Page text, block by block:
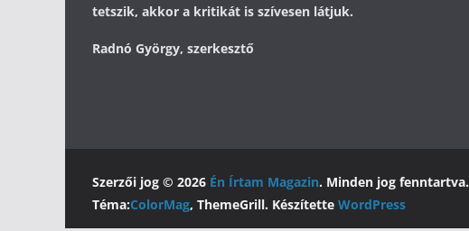
tetszik, akkor a kritikát is szívesen látjuk.
Radnó György, szerkesztő
Szerzői jog © 2026 Én Írtam Magazin. Minden jog fenntartva.
Téma:ColorMag, ThemeGrill. Készítette WordPress